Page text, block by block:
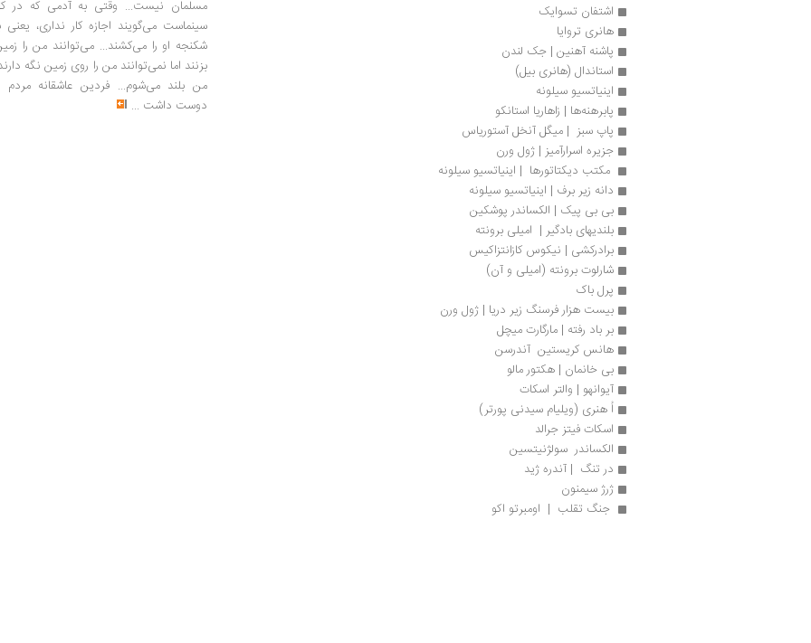
اشتفان تسوایک
هانری تروایا
پاشنه آهنین | جک لندن
استاندال (هانری بیل)
اینیاتسیو سیلونه
پابرهنه‌ها | زاهاریا استانکو
پاپ سبز  | میگل آنخل آستوریاس
جزیره اسرارآمیز | ژول ورن
مکتب دیکتاتورها  | اینیاتسیو سیلونه
دانه زیر برف | اینیاتسیو سیلونه
بی بی پیک | الکساندر پوشکین
بلندیهای بادگیر |  امیلی برونته
برادرکشی | نیکوس کازانتزاکیس
شارلوت برونته (امیلی و آن)
پرل باک
بیست هزار فرسنگ زیر دریا | ژول ورن
بر باد رفته | مارگارت میچل
هانس کریستین  آندرسن
بی ­خانمان | هکتور مالو
آیوانهو | والتر اسکات
اُ هنری (ویلیام سیدنی پورتر)
اسکات فیتز جرالد
الکساندر  سولژنیتسین
در تنگ  | آندره ژید
ژرژ سیمنون
جنگ تقلب  |  اومبرتو اکو
مسلمان نیست... وقتی به آدمی که در
سینماست می‌گویند اجازه کار نداری، یعنی
شکنجه او را می‌کشند... می‌توانند من را
بزنند اما نمی‌توانند من را روی زمین نگه
من بلند می‌شوم... فردین عاشقانه مردم
دوست داشت ...